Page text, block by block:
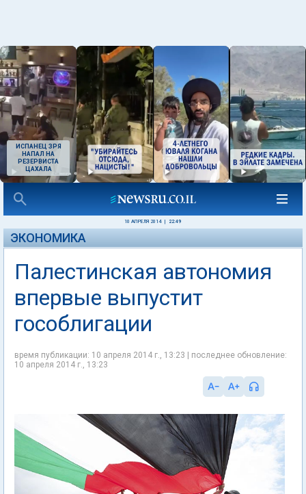
ИСПАНЕЦ ЗРЯ
НАПАЛ НА
РЕЗЕРВИСТА
ЦАХАЛА
10 АПРЕЛЯ 2014 22:49
ЭКОНОМИКА
Палестинская автономия
впервые выпустит
гособлигации
время публикации: 10 апреля 2014 г., 13:23 | последнее обновление:
10 апреля 2014 г., 13:23